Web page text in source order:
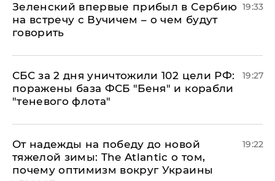
Зеленский впервые прибыл в Сербию
на встречу с Вучичем – о чем будут
говорить
19:33
СБС за 2 дня уничтожили 102 цели РФ:
поражены база ФСБ "Беня" и корабли
"теневого флота"
19:27
От надежды на победу до новой
тяжелой зимы: The Atlantic о том,
почему оптимизм вокруг Украины
19:22